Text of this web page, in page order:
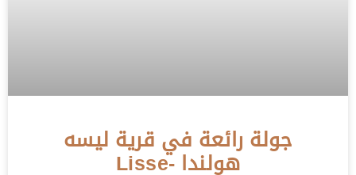
جولة رائعة في قرية ليسه
هولندا -Lisse